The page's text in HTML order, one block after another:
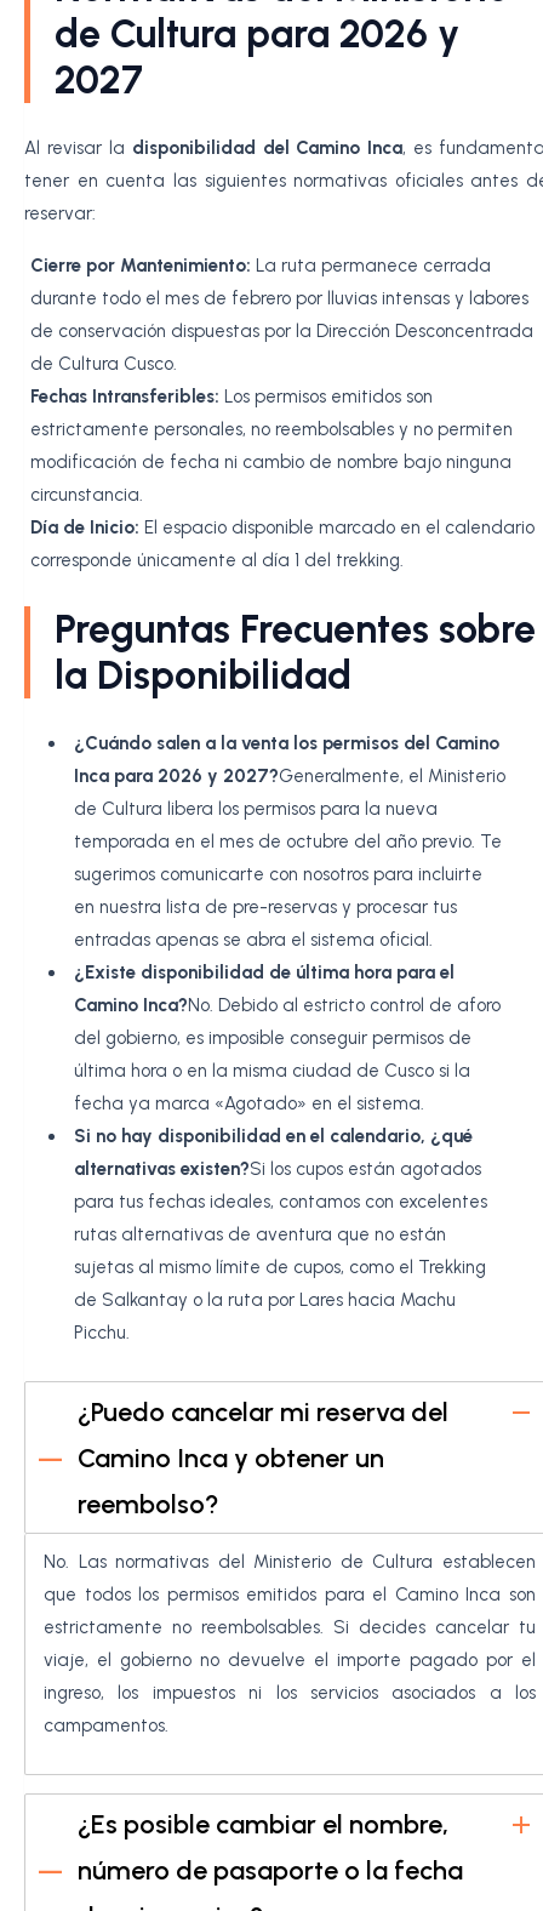
de Cultura para 2026 y
2027
Al revisar la disponibilidad del Camino Inca, es
tener en cuenta las siguientes normativas oficiales antes
reservar:
Cierre por Mantenimiento: La ruta permanece cerrada
durante todo el mes de febrero por lluvias intensas y labores
de conservación dispuestas por la Dirección Desconcentrada
de Cultura Cusco.
Fechas Intransferibles: Los permisos emitidos son
estrictamente personales, no reembolsables y no permiten
modificación de fecha ni cambio de nombre bajo ninguna
circunstancia.
Día de Inicio: El espacio disponible marcado en el calendario
corresponde únicamente al día 1 del trekking.
Preguntas Frecuentes sobre
la Disponibilidad
¿Cuándo salen a la venta los permisos del Camino
Inca para 2026 y 2027?Generalmente, el Ministerio
de Cultura libera los permisos para la nueva
temporada en el mes de octubre del año previo. Te
sugerimos comunicarte con nosotros para incluirte
en nuestra lista de pre-reservas y procesar tus
entradas apenas se abra el sistema oficial.
¿Existe disponibilidad de última hora para el
Camino Inca?No. Debido al estricto control de aforo
del gobierno, es imposible conseguir permisos de
última hora o en la misma ciudad de Cusco si la
fecha ya marca «Agotado» en el sistema.
Si no hay disponibilidad en el calendario, ¿qué
alternativas existen?Si los cupos están agotados
para tus fechas ideales, contamos con excelentes
rutas alternativas de aventura que no están
sujetas al mismo límite de cupos, como el Trekking
de Salkantay o la ruta por Lares hacia Machu
Picchu.
¿Puedo cancelar mi reserva del
Camino Inca y obtener un
reembolso?
No. Las normativas del Ministerio de Cultura establecen
que todos los permisos emitidos para el Camino Inca son
estrictamente no reembolsables. Si decides cancelar tu
viaje, el gobierno no devuelve el importe pagado por el
ingreso, los impuestos ni los servicios asociados a los
campamentos.
¿Es posible cambiar el nombre,
número de pasaporte o la fecha